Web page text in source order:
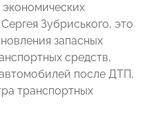
Зубриського, это
запасных
средств,
после ДТП,
транспортных